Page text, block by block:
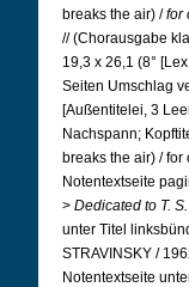
breaks the air) /for
// (Chorausgabe
19,3 x 26,1 (8°
Seiten Umschlag
[Außentitelei, 3
Nachspann;
breaks the air) /
Notentextseite
> Dedicated to T.
unter Titel
STRAVINSKY /
Notentextseite